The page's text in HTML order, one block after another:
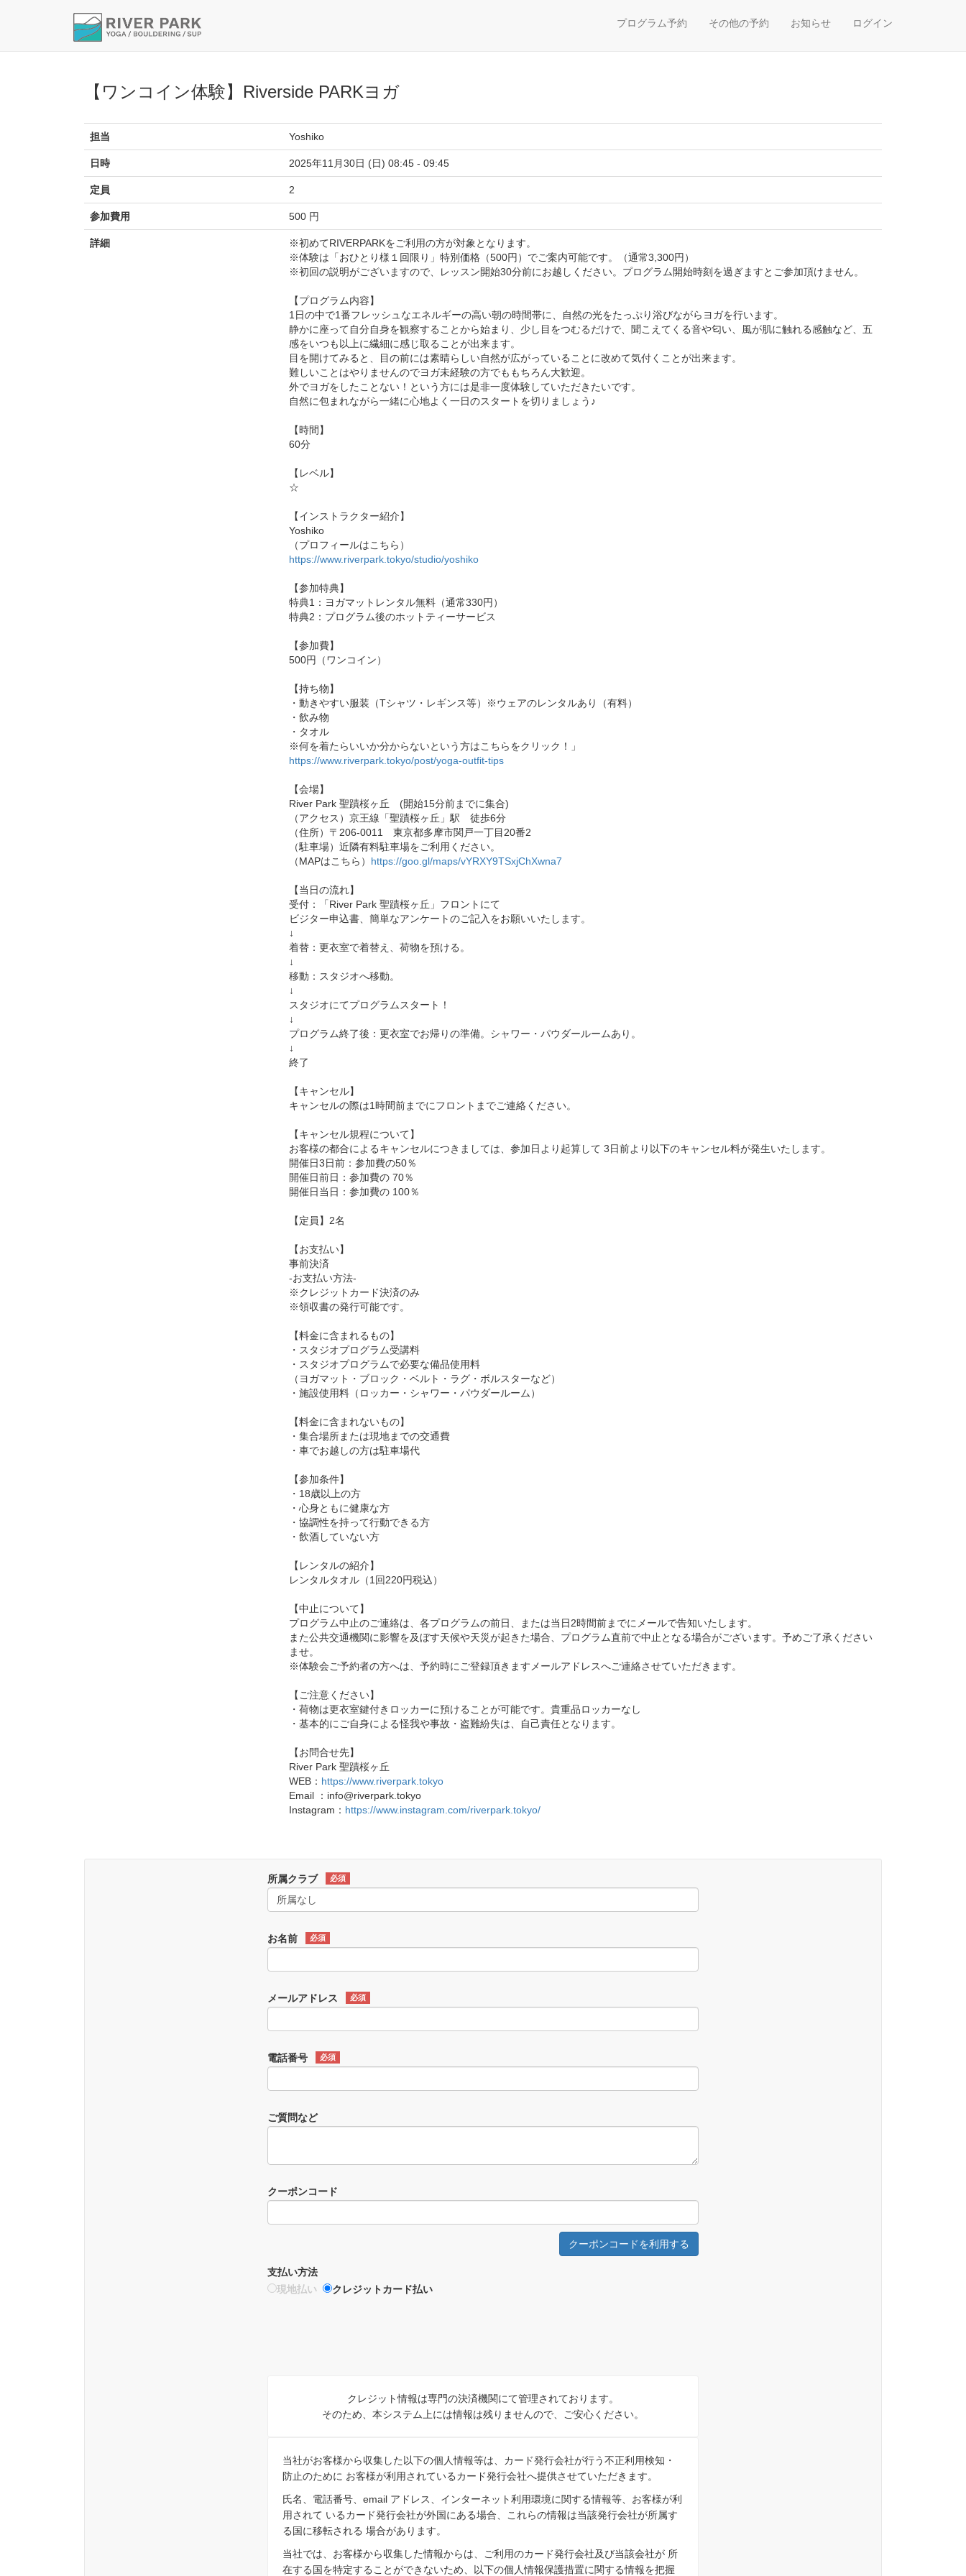
プログラム予約 その他の予約 お知らせ ログイン
【ワンコイン体験】Riverside PARKヨガ
担当 Yoshiko
日時 2025年11月30日 (日) 08:45 - 09:45
定員 2
参加費用 500 円
詳細
※初めてRIVERPARKをご利用の方が対象となります。
※体験は「おひとり様１回限り」特別価格（500円）でご案内可能です。（通常3,300円）
※初回の説明がございますので、レッスン開始30分前にお越しください。プログラム開始時刻を過ぎますとご参加頂けません。
【プログラム内容】
1日の中で1番フレッシュなエネルギーの高い朝の時間帯に、自然の光をたっぷり浴びながらヨガを行います。
静かに座って自分自身を観察することから始まり、少し目をつむるだけで、聞こえてくる音や匂い、風が肌に触れる感触など、五
感をいつも以上に繊細に感じ取ることが出来ます。
目を開けてみると、目の前には素晴らしい自然が広がっていることに改めて気付くことが出来ます。
難しいことはやりませんのでヨガ未経験の方でももちろん大歓迎。
外でヨガをしたことない！という方には是非一度体験していただきたいです。
自然に包まれながら一緒に心地よく一日のスタートを切りましょう♪
【時間】
60分
【レベル】
☆
【インストラクター紹介】
Yoshiko
（プロフィールはこちら）
https://www.riverpark.tokyo/studio/yoshiko
【参加特典】
特典1：ヨガマットレンタル無料（通常330円）
特典2：プログラム後のホットティーサービス
【参加費】
500円（ワンコイン）
【持ち物】
・動きやすい服装（Tシャツ・レギンス等）※ウェアのレンタルあり（有料）
・飲み物
・タオル
※何を着たらいいか分からないという方はこちらをクリック！」
https://www.riverpark.tokyo/post/yoga-outfit-tips
【会場】
River Park 聖蹟桜ヶ丘 (開始15分前までに集合)
（アクセス）京王線「聖蹟桜ヶ丘」駅 徒歩6分
（住所）〒206-0011 東京都多摩市関戸一丁目20番2
（駐車場）近隣有料駐車場をご利用ください。
（MAPはこちら） https://goo.gl/maps/vYRXY9TSxjChXwna7
【当日の流れ】
受付：「River Park 聖蹟桜ヶ丘」フロントにて
ビジター申込書、簡単なアンケートのご記入をお願いいたします。
↓
着替：更衣室で着替え、荷物を預ける。
↓
移動：スタジオへ移動。
↓
スタジオにてプログラムスタート！
↓
プログラム終了後：更衣室でお帰りの準備。シャワー・パウダールームあり。
↓
終了
【キャンセル】
キャンセルの際は1時間前までにフロントまでご連絡ください。
【キャンセル規程について】
お客様の都合によるキャンセルにつきましては、参加日より起算して 3日前より以下のキャンセル料が発生いたします。
開催日3日前：参加費の50％
開催日前日：参加費の 70％
開催日当日：参加費の 100％
【定員】2名
【お支払い】
事前決済
-お支払い方法-
※クレジットカード決済のみ
※領収書の発行可能です。
【料金に含まれるもの】
・スタジオプログラム受講料
・スタジオプログラムで必要な備品使用料
（ヨガマット・ブロック・ベルト・ラグ・ボルスターなど）
・施設使用料（ロッカー・シャワー・パウダールーム）
【料金に含まれないもの】
・集合場所または現地までの交通費
・車でお越しの方は駐車場代
【参加条件】
・18歳以上の方
・心身ともに健康な方
・協調性を持って行動できる方
・飲酒していない方
【レンタルの紹介】
レンタルタオル（1回220円税込）
【中止について】
プログラム中止のご連絡は、各プログラムの前日、または当日2時間前までにメールで告知いたします。
また公共交通機関に影響を及ぼす天候や天災が起きた場合、プログラム直前で中止となる場合がございます。予めご了承ください
ませ。
※体験会ご予約者の方へは、予約時にご登録頂きますメールアドレスへご連絡させていただきます。
【ご注意ください】
・荷物は更衣室鍵付きロッカーに預けることが可能です。貴重品ロッカーなし
・基本的にご自身による怪我や事故・盗難紛失は、自己責任となります。
【お問合せ先】
River Park 聖蹟桜ヶ丘
WEB： https://www.riverpark.tokyo
Email ：info@riverpark.tokyo
Instagram： https://www.instagram.com/riverpark.tokyo/
所属クラブ 必須
お名前 必須
メールアドレス 必須
電話番号 必須
ご質問など
クーポンコード
クーポンコードを利用する
支払い方法
現地払い
クレジットカード払い
クレジット情報は専門の決済機関にて管理されております。
そのため、本システム上には情報は残りませんので、ご安心ください。
当社がお客様から収集した以下の個人情報等は、カード発行会社が行う不正利用検知・
防止のために お客様が利用されているカード発行会社へ提供させていただきます。
氏名、電話番号、email アドレス、インターネット利用環境に関する情報等、お客様が利
用されて いるカード発行会社が外国にある場合、これらの情報は当該発行会社が所属す
る国に移転される 場合があります。
当社では、お客様から収集した情報からは、ご利用のカード発行会社及び当該会社が 所
在する国を特定することができないため、以下の個人情報保護措置に関する情報を把握